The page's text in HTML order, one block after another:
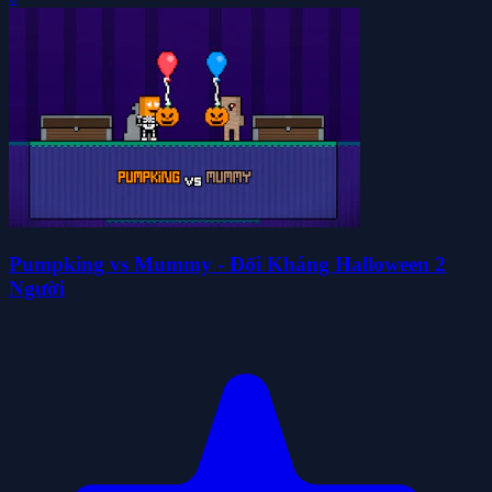
Pumpking vs Mummy - Đối Kháng Halloween 2
Người